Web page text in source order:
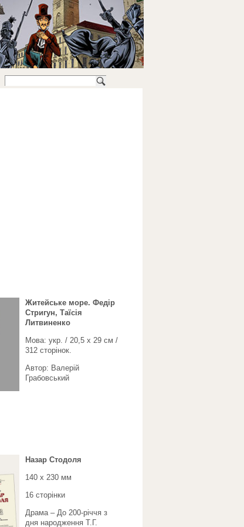
Житейське море. Федір
Стригун, Таїсія
Литвиненко
Мова: укр. / 20,5 x 29 см /
312 сторінок.
Автор: Валерій
Грабовський
Назар Стодоля
140 x 230 мм
16 сторінки
Драма – До 200-річчя з
дня народження Т.Г.